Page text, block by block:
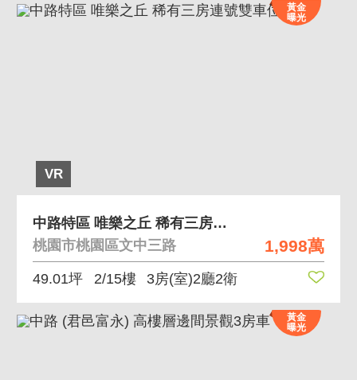
VR
黃金
曝光
1,998萬
中路特區 唯樂之丘 稀有三房連號雙車位
桃園市桃園區文中三路
49.01坪 2/15樓 3房(室)2廳2衛
黃金
曝光